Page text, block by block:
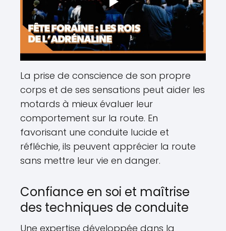
La prise de conscience de son propre
corps et de ses sensations peut aider les
motards à mieux évaluer leur
comportement sur la route. En
favorisant une conduite lucide et
réfléchie, ils peuvent apprécier la route
sans mettre leur vie en danger.
Confiance en soi et maîtrise
des techniques de conduite
Une expertise développée dans la